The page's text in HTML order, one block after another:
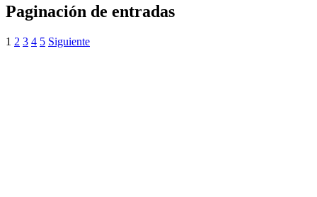
Paginación de entradas
1 2 3 4 5 Siguiente